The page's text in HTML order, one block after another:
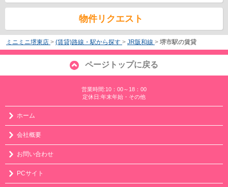
物件リクエスト
ミニミニ堺東店 > (賃貸)路線・駅から探す > JR阪和線 > 堺市駅の賃貸
ページトップに戻る
営業時間:10：00～18：00
定休日:年末年始・その他
ホーム
会社概要
お問い合わせ
PCサイト